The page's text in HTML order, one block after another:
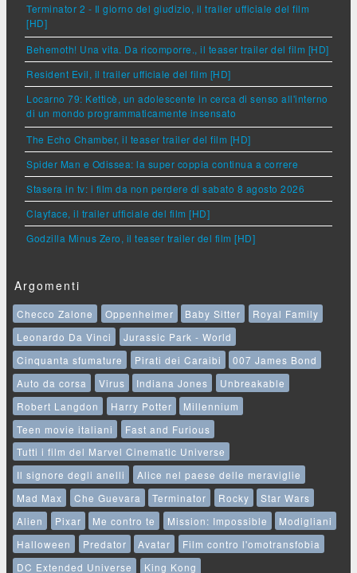
Terminator 2 - Il giorno del giudizio, il trailer ufficiale del film
[HD]
Behemoth! Una vita. Da ricomporre., il teaser trailer del film [HD]
Resident Evil, il trailer ufficiale del film [HD]
Locarno 79: Ketticè, un adolescente in cerca di senso all'interno
di un mondo programmaticamente insensato
The Echo Chamber, il teaser trailer del film [HD]
Spider Man e Odissea: la super coppia continua a correre
Stasera in tv: i film da non perdere di sabato 8 agosto 2026
Clayface, il trailer ufficiale del film [HD]
Godzilla Minus Zero, il teaser trailer del film [HD]
Argomenti
Checco Zalone Oppenheimer Baby Sitter
Royal Family
Leonardo Da Vinci
Jurassic Park - World
Cinquanta sfumature
Pirati dei Caraibi
007 James Bond
Auto da corsa
Virus Indiana Jones
Unbreakable
Robert Langdon
Harry Potter
Millennium
Teen movie italiani
Fast and Furious
Tutti i film del Marvel Cinematic Universe
Il signore degli anelli
Alice nel paese delle meraviglie
Mad Max
Che Guevara Terminator Rocky
Star Wars
Alien
Pixar Me contro te Mission: Impossible
Modigliani
Halloween
Predator Avatar
Film contro l'omotransfobia
DC Extended Universe
King Kong